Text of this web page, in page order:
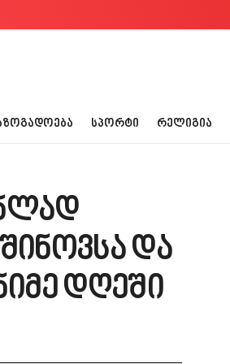
ᲡᲞᲝᲠᲢᲘ ᲠᲔᲚᲘᲒᲘᲐ
და
დღეში